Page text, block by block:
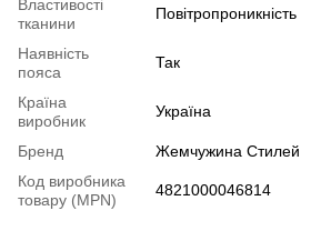
Властивості
тканини
Повітропроникність
Наявність
пояса
Так
Країна
виробник
Україна
Бренд
Жемчужина Стилей
Код виробника
товару (MPN)
4821000046814